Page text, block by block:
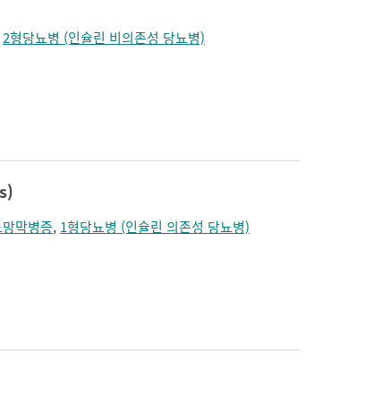
운동 실어증
원형, 타원형의 탈모
턱의 통증
편두통
혼수
2형당뇨병 (인슐린 비의존성 당뇨병)
막병증, 1형당뇨병 (인슐린 의존성 당뇨병)